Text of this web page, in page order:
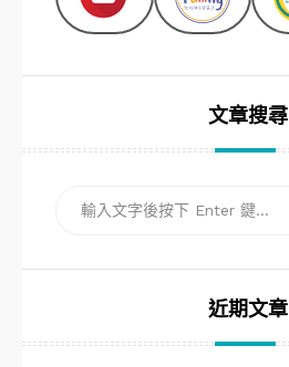
文章搜尋
近期文章